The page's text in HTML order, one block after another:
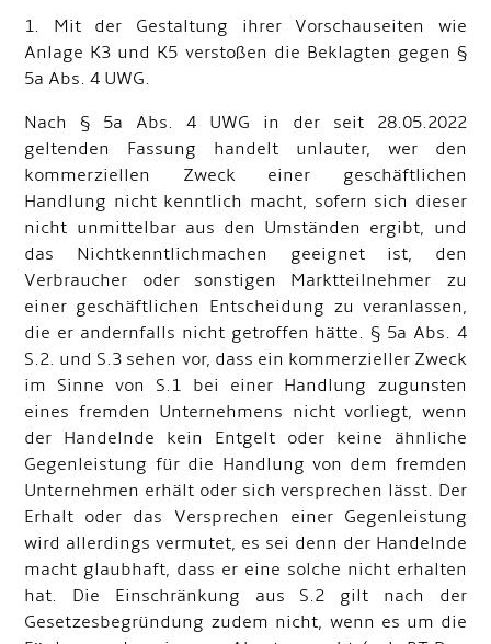
1. Mit der Gestaltung ihrer Vorschauseiten wie
Anlage K3 und K5 verstoßen die Beklagten gegen §
5a Abs. 4 UWG.
Nach § 5a Abs. 4 UWG in der seit 28.05.2022
geltenden Fassung handelt unlauter, wer den
kommerziellen Zweck einer geschäftlichen
Handlung nicht kenntlich macht, sofern sich dieser
nicht unmittelbar aus den Umständen ergibt, und
das Nichtkenntlichmachen geeignet ist, den
Verbraucher oder sonstigen Marktteilnehmer zu
einer geschäftlichen Entscheidung zu veranlassen,
die er andernfalls nicht getroffen hätte. § 5a Abs. 4
S.2. und S.3 sehen vor, dass ein kommerzieller Zweck
im Sinne von S.1 bei einer Handlung zugunsten
eines fremden Unternehmens nicht vorliegt, wenn
der Handelnde kein Entgelt oder keine ähnliche
Gegenleistung für die Handlung von dem fremden
Unternehmen erhält oder sich versprechen lässt. Der
Erhalt oder das Versprechen einer Gegenleistung
wird allerdings vermutet, es sei denn der Handelnde
macht glaubhaft, dass er eine solche nicht erhalten
hat. Die Einschränkung aus S.2 gilt nach der
Gesetzesbegründung zudem nicht, wenn es um die